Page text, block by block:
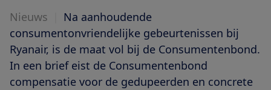
Nieuws
Na aanhoudende
consumentonvriendelijke gebeurtenissen bij
Ryanair, is de maat vol bij de Consumentenbond.
In een brief eist de Consumentenbond
compensatie voor de gedupeerden en concrete